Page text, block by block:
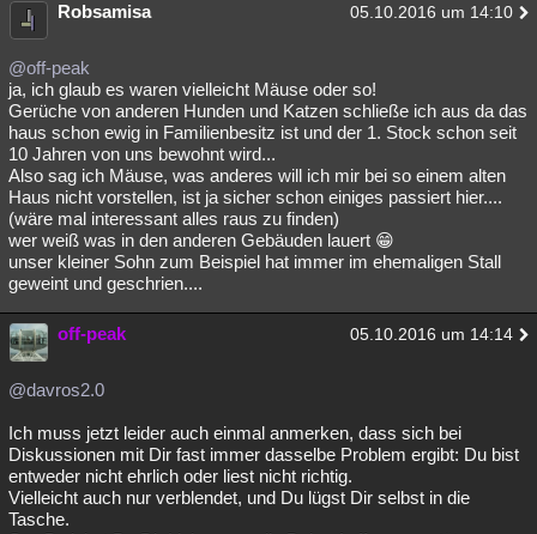
Robsamisa 05.10.2016 um 14:10
@off-peak
ja, ich glaub es waren vielleicht Mäuse oder so!
Gerüche von anderen Hunden und Katzen schließe ich aus da das
haus schon ewig in Familienbesitz ist und der 1. Stock schon seit
10 Jahren von uns bewohnt wird...
Also sag ich Mäuse, was anderes will ich mir bei so einem alten
Haus nicht vorstellen, ist ja sicher schon einiges passiert hier....
(wäre mal interessant alles raus zu finden)
wer weiß was in den anderen Gebäuden lauert 😁
unser kleiner Sohn zum Beispiel hat immer im ehemaligen Stall
geweint und geschrien....
off-peak 05.10.2016 um 14:14
@davros2.0
Ich muss jetzt leider auch einmal anmerken, dass sich bei
Diskussionen mit Dir fast immer dasselbe Problem ergibt: Du bist
entweder nicht ehrlich oder liest nicht richtig.
Vielleicht auch nur verblendet, und Du lügst Dir selbst in die
Tasche.